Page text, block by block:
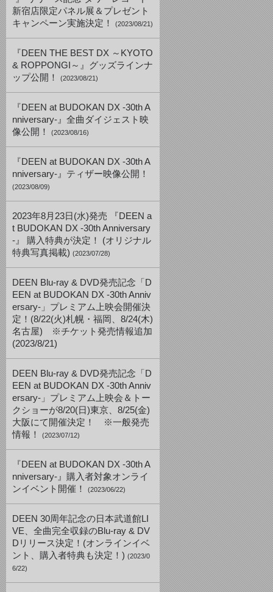
新宿店限定パネル展＆プレゼント
キャンペーン実施決定！
(2023/08/21)
『DEEN THE BEST DX ～KYOTO
& ROPPONGI～』グッズラインナ
ップ公開！
(2023/08/21)
『DEEN at BUDOKAN DX -30th A
nniversary-』全曲ダイジェスト映
像公開！
(2023/08/16)
『DEEN at BUDOKAN DX -30th A
nniversary-』ティザー映像公開！
(2023/08/09)
2023年8月23日(水)発売 『DEEN a
t BUDOKAN DX -30th Anniversary
-』 購入特典が決定！ (オリジナル
特典写真掲載) (2023/07/28)
DEEN Blu-ray & DVD発売記念「D
EEN at BUDOKAN DX -30th Anniv
ersary-」プレミアム上映会開催決
定！(8/22(火)札幌・福岡、8/24(木)
名古屋) ※チケット発売情報追加
(2023/8/21)
DEEN Blu-ray & DVD発売記念「D
EEN at BUDOKAN DX -30th Anniv
ersary-」プレミアム上映会＆トー
クショーが8/20(日)東京、8/25(金)
大阪にて開催決定！ ※一般発売
情報！
(2023/07/12)
『DEEN at BUDOKAN DX -30th A
nniversary-』購入者対象オンライ
ンイベント開催！
(2023/06/22)
DEEN 30周年記念の日本武道館LI
VE、全曲完全収録のBlu-ray & DV
Dリリース決定！(オンラインイベ
ント、購入者特典も決定！) (2023/0
6/22)